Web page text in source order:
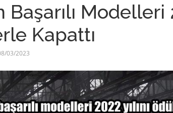
Başarılı Modelleri
Kapattı
03/2023